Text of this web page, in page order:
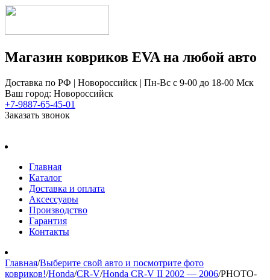
Магазин ковриков EVA ​на любой авто
Доставка по РФ | Новороссийск | Пн-Вс с 9-00 до 18-00 Мск
Ваш город: Новороссийск
+7-9887-65-45-01
Заказать звонок
Главная
Каталог
Доставка и оплата
Аксессуары
Производство
Гарантия
Контакты
Главная/Выберите свой авто и посмотрите фото
ковриков!/Honda/CR-V/Honda CR-V II 2002 — 2006/PHOTO-